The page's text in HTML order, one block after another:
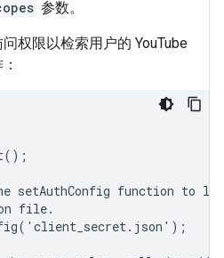
参数。
权限以检索用户的 YouTube
setAuthConfig function to
file.